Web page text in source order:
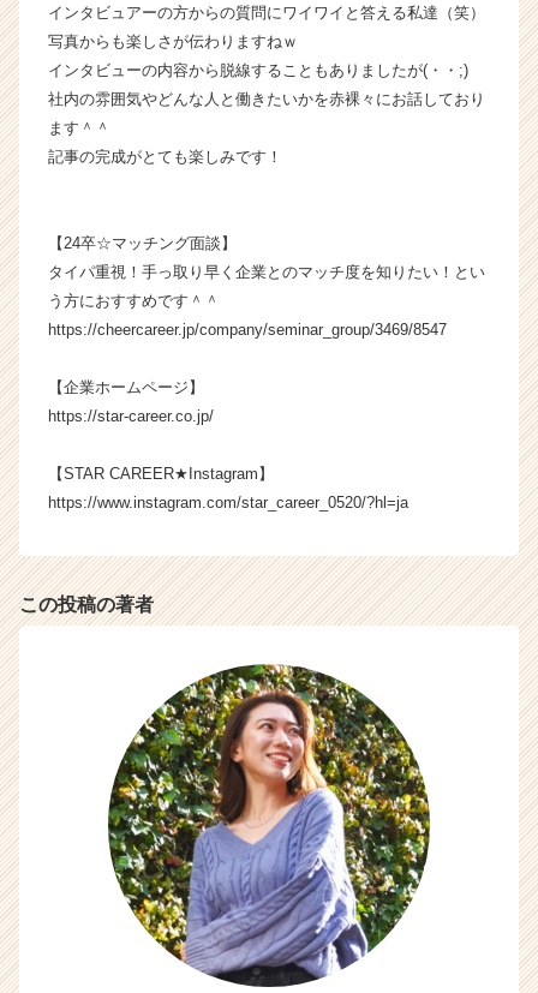
ー・
成
長
企
ら
ウ
ト
が
サ
ト
e
e
r
C
a
r
e
e
r）
インタビュアーの方からの質問にワイワイと答える私達（笑）
写真からも楽しさが伝わりますねｗ
インタビューの内容から脱線することもありましたが(・・;)
社内の雰囲気やどんな人と働きたいかを赤裸々にお話しており
ます＾＾
記事の完成がとても楽しみです！
【24卒☆マッチング面談】
タイパ重視！手っ取り早く企業とのマッチ度を知りたい！とい
う方におすすめです＾＾
https://cheercareer.jp/company/seminar_group/3469/8547
【企業ホームページ】
https://star-career.co.jp/
【STAR CAREER★Instagram】
https://www.instagram.com/star_career_0520/?hl=ja
この投稿の著者